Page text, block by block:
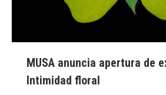
MUSA anuncia apertura de
Intimidad floral